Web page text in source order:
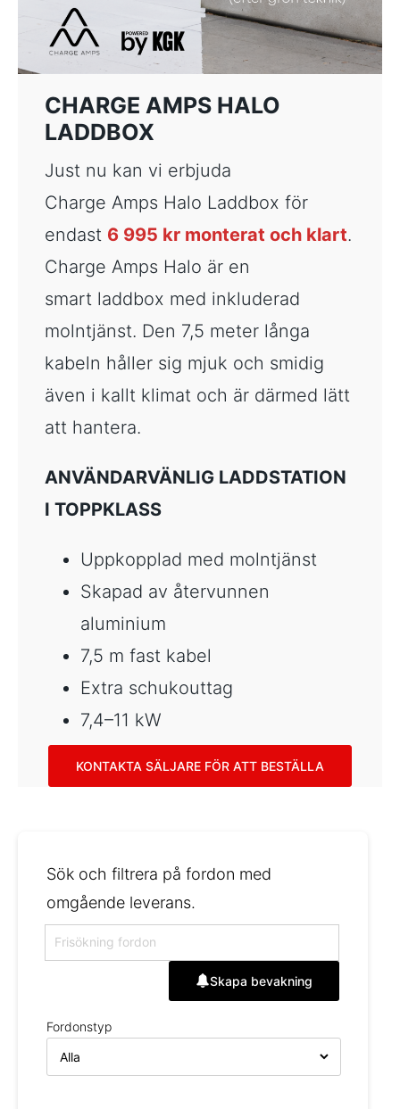
CHARGE AMPS HALO
LADDBOX
Just nu kan vi erbjuda
Charge Amps Halo Laddbox för
endast 6 995 kr monterat och klart.
Charge Amps Halo är en
smart laddbox med inkluderad
molntjänst. Den 7,5 meter långa
kabeln håller sig mjuk och smidig
även i kallt klimat och är därmed lätt
att hantera.
ANVÄNDARVÄNLIG LADDSTATION
I TOPPKLASS
Uppkopplad med molntjänst
Skapad av återvunnen
aluminium
7,5 m fast kabel
Extra schukouttag
7,4–11 kW
KONTAKTA SÄLJARE FÖR ATT BESTÄLLA
Sök och filtrera på fordon med
omgående leverans.
Skapa bevakning
Fordonstyp